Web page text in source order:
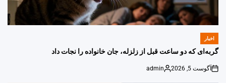
POSTED
IN
اخبار
گربه‌ای که دو ساعت قبل از زلزله، جان خانواده را نجات داد
on
آگوست 5, 2026
Posted
admin